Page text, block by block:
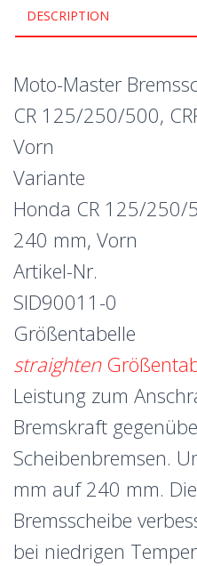
DESCRIPTION
Moto-Master
CR 125/250/500,
Vorn
Variante
Honda CR 125/250/
240 mm, Vorn
Artikel-Nr.
SID90011-0
Größentabelle
straighten
Leistung zum
Bremskraft
Scheibenbremsen.
mm auf 240 mm.
Bremsscheibe
bei niedrigen